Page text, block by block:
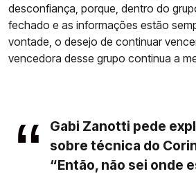
desconfiança, porque, dentro do
fechado e as informações estão
vontade, o desejo de continuar
vencedora desse grupo continua a
Gabi Zanotti pede
sobre técnica do
“Então, não sei onde